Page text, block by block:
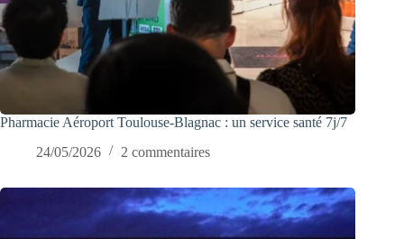
Pharmacie Aéroport Toulouse-Blagnac : un service santé 7j/7
24/05/2026
2 commentaires